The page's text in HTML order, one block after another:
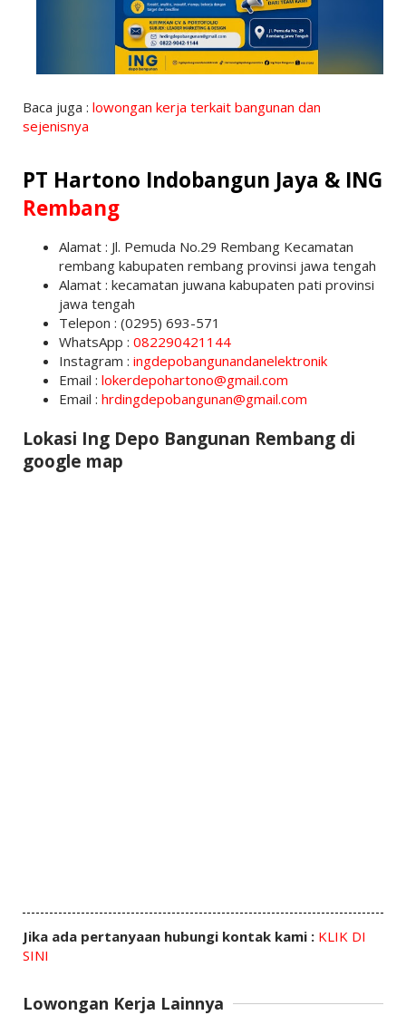
Baca juga : lowongan kerja terkait bangunan dan
sejenisnya
PT Hartono Indobangun Jaya & ING
Rembang
Alamat : Jl. Pemuda No.29 Rembang Kecamatan
rembang kabupaten rembang provinsi jawa tengah
Alamat : kecamatan juwana kabupaten pati provinsi
jawa tengah
Telepon : (0295) 693-571
WhatsApp : 082290421144
Instagram : ingdepobangunandanelektronik
Email : lokerdepohartono@gmail.com
Email : hrdingdepobangunan@gmail.com
Lokasi Ing Depo Bangunan Rembang di
google map
Jika ada pertanyaan hubungi kontak kami : KLIK DI
SINI
Lowongan Kerja Lainnya